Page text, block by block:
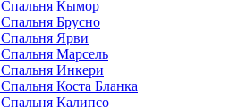
Спальня Кымор
Спальня Брусно
Спальня Ярви
Спальня Марсель
Спальня Инкери
Спальня Коста Бланка
Спальня Калипсо